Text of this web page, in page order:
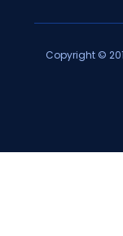
Copyright ©